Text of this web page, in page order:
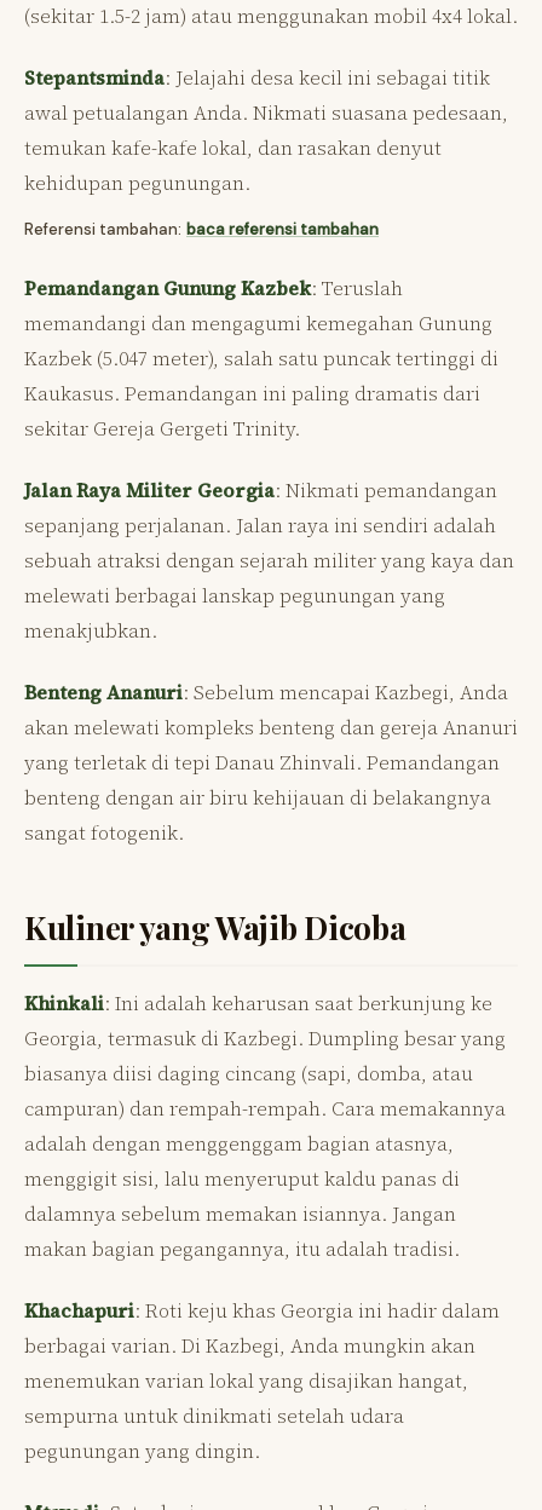
(sekitar 1.5-2 jam) atau menggunakan mobil 4x4 lokal.
Stepantsminda: Jelajahi desa kecil ini sebagai titik
awal petualangan Anda. Nikmati suasana pedesaan,
temukan kafe-kafe lokal, dan rasakan denyut
kehidupan pegunungan.
Referensi tambahan: baca referensi tambahan
Pemandangan Gunung Kazbek: Teruslah
memandangi dan mengagumi kemegahan Gunung
Kazbek (5.047 meter), salah satu puncak tertinggi di
Kaukasus. Pemandangan ini paling dramatis dari
sekitar Gereja Gergeti Trinity.
Jalan Raya Militer Georgia: Nikmati pemandangan
sepanjang perjalanan. Jalan raya ini sendiri adalah
sebuah atraksi dengan sejarah militer yang kaya dan
melewati berbagai lanskap pegunungan yang
menakjubkan.
Benteng Ananuri: Sebelum mencapai Kazbegi, Anda
akan melewati kompleks benteng dan gereja Ananuri
yang terletak di tepi Danau Zhinvali. Pemandangan
benteng dengan air biru kehijauan di belakangnya
sangat fotogenik.
Kuliner yang Wajib Dicoba
Khinkali: Ini adalah keharusan saat berkunjung ke
Georgia, termasuk di Kazbegi. Dumpling besar yang
biasanya diisi daging cincang (sapi, domba, atau
campuran) dan rempah-rempah. Cara memakannya
adalah dengan menggenggam bagian atasnya,
menggigit sisi, lalu menyeruput kaldu panas di
dalamnya sebelum memakan isiannya. Jangan
makan bagian pegangannya, itu adalah tradisi.
Khachapuri: Roti keju khas Georgia ini hadir dalam
berbagai varian. Di Kazbegi, Anda mungkin akan
menemukan varian lokal yang disajikan hangat,
sempurna untuk dinikmati setelah udara
pegunungan yang dingin.